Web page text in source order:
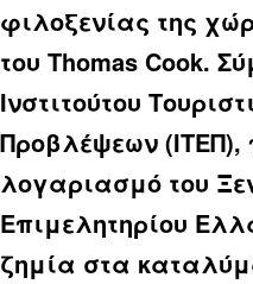
φιλοξενίας της
του Thomas Cook.
Ινστιτούτου
Προβλέψεων (ΙΤΕΠ),
λογαριασμό του
Επιμελητηρίου
ζημία στα